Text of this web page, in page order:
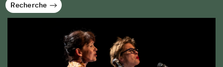
Recherche